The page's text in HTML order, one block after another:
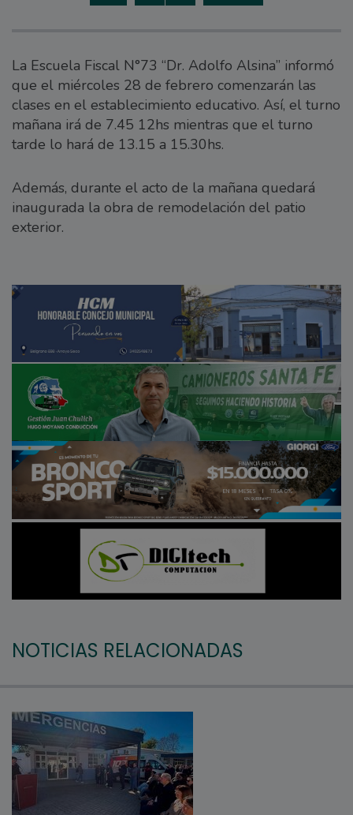
La Escuela Fiscal N°73 “Dr. Adolfo Alsina” informó
que el miércoles 28 de febrero comenzarán las
clases en el establecimiento educativo. Así, el turno
mañana irá de 7.45 12hs mientras que el turno
tarde lo hará de 13.15 a 15.30hs.
Además, durante el acto de la mañana quedará
inaugurada la obra de remodelación del patio
exterior.
NOTICIAS RELACIONADAS